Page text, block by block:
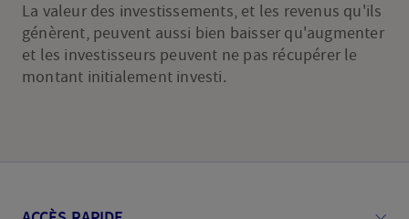
La valeur des investissements, et les revenus qu'ils
génèrent, peuvent aussi bien baisser qu'augmenter
et les investisseurs peuvent ne pas récupérer le
montant initialement investi.